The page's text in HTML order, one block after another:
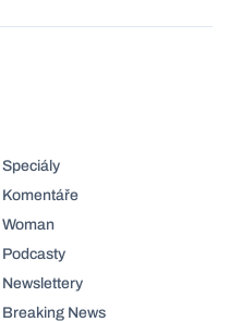
Speciály
Komentáře
Woman
Podcasty
Newslettery
Breaking News